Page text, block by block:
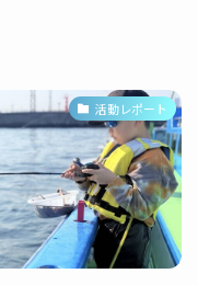
活動レポート